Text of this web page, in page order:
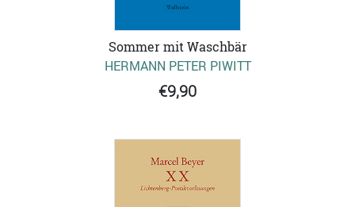
Sommer mit Waschbär
HERMANN PETER PIWITT
€9,90